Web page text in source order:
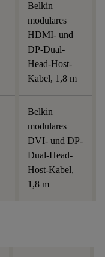
Belkin
modulares
HDMI- und
DP-Dual-
Head-Host-
Kabel, 1,8 m
Belkin
modulares
DVI- und DP-
Dual-Head-
Host-Kabel,
1,8 m